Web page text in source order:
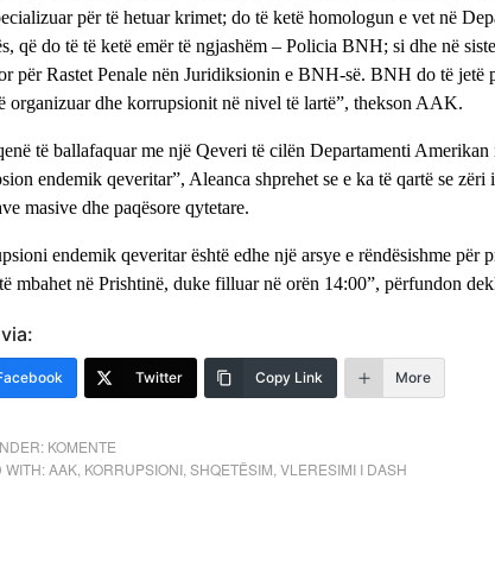
për të hetuar krimet; do të ketë homologun e vet në
që do të të ketë emër të ngjashëm – Policia BNH; si dhe në
për Rastet Penale nën Juridiksionin e BNH-së. BNH do të jetë
organizuar dhe korrupsionit në nivel të lartë”, thekson AAK.
të ballafaquar me një Qeveri të cilën Departamenti
endemik qeveritar”, Aleanca shprehet se e ka të qartë se
masive dhe paqësore qytetare.
endemik qeveritar është edhe një arsye e rëndësishme për
mbahet në Prishtinë, duke filluar në orën 14:00”, përfundon
Twitter Copy Link More
KOMENTE
WITH:AAK KORRUPSIONI SHQETËSIM VLERESIMI I DASH